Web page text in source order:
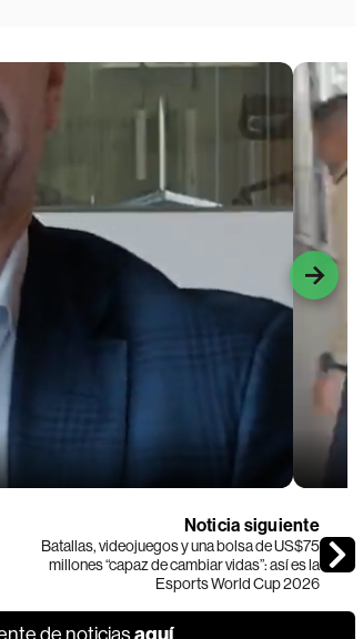
Noticia siguiente
Batallas, videojuegos y una bolsa de US$75
millones “capaz de cambiar vidas”: así es la
Esports World Cup 2026
de noticias